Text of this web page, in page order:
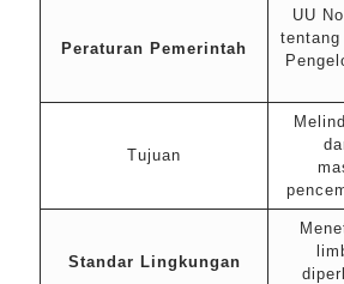
Peraturan Pemerintah
UU
tentang
Tujuan
Standar Lingkungan